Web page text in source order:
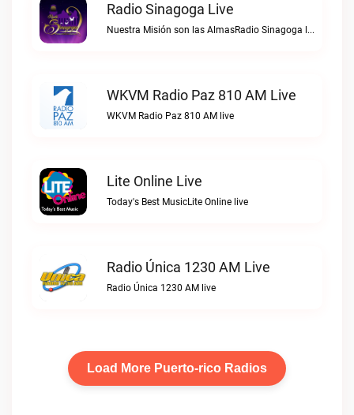
Radio Sinagoga Live
Nuestra Misión son las AlmasRadio Sinagoga live
WKVM Radio Paz 810 AM Live
WKVM Radio Paz 810 AM live
Lite Online Live
Today's Best MusicLite Online live
Radio Única 1230 AM Live
Radio Única 1230 AM live
Load More Puerto-rico Radios